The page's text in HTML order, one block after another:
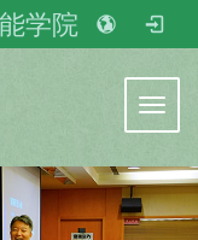
学院